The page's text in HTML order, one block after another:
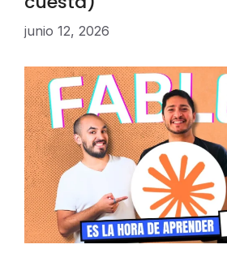
junio 12, 2026